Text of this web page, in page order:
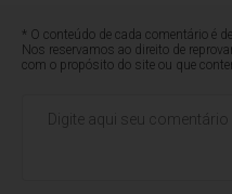
* O conteúdo de cada comentário é
Nos reservamos ao direito de
com o propósito do site ou que